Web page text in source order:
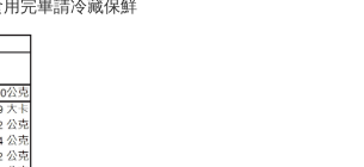
完畢請冷藏保鮮